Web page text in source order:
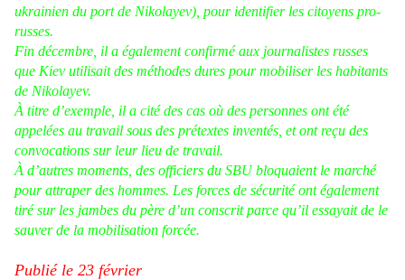
ukrainien du port de Nikolayev), pour identifier les citoyens pro-
russes.
Fin décembre, il a également confirmé aux journalistes russes
que Kiev utilisait des méthodes dures pour mobiliser les habitants
de Nikolayev.
À titre d’exemple, il a cité des cas où des personnes ont été
appelées au travail sous des prétextes inventés, et ont reçu des
convocations sur leur lieu de travail.
À d’autres moments, des officiers du SBU bloquaient le marché
pour attraper des hommes. Les forces de sécurité ont également
tiré sur les jambes du père d’un conscrit parce qu’il essayait de le
sauver de la mobilisation forcée.
Publié le 23 février